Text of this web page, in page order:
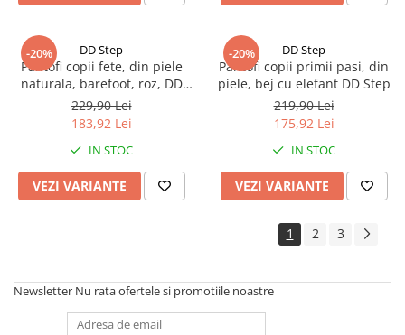
-20% DD Step
Pantofi copii fete, din piele
naturala, barefoot, roz, DD
Step
229,90 Lei
183,92 Lei
IN STOC
VEZI VARIANTE
-20% DD Step
Pantofi copii primii pasi, din
piele, bej cu elefant DD Step
219,90 Lei
175,92 Lei
IN STOC
VEZI VARIANTE
1 2 3
Newsletter Nu rata ofertele si promotiile noastre